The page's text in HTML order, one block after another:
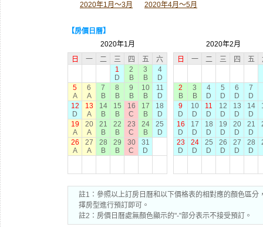
2020年1月〜3月
2020年4月〜5月
【房價日曆】
2020年1月
日
一 二 三 四 五
六
1
D
2
B
3
B
4
D
5
A
6
A
7
B
8
B
9
B
10
B
11
D
12
D
13
A
14
B
15
B
16
C
17
B
18
D
19
A
20
A
21
B
22
B
23
C
24
B
25
D
26
A
27
A
28
B
29
B
30
C
31
D
2020年2月
日
一 二 三 四 五
2
B
3
B
4
D
5
D
6
D
7
D
9
D
10
D
11
D
12
D
13
D
14
D
16
D
17
D
18
D
19
D
20
D
21
D
23
D
24
D
25
D
26
D
27
D
28
D
註1：參照以上訂房日曆和以下價格表的相對應的顏色區分
擇房型進行預訂即可。
註2：房價日曆處無顏色顯示的"-"部分表示不接受預訂。